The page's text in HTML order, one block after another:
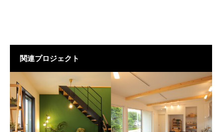
関連プロジェクト